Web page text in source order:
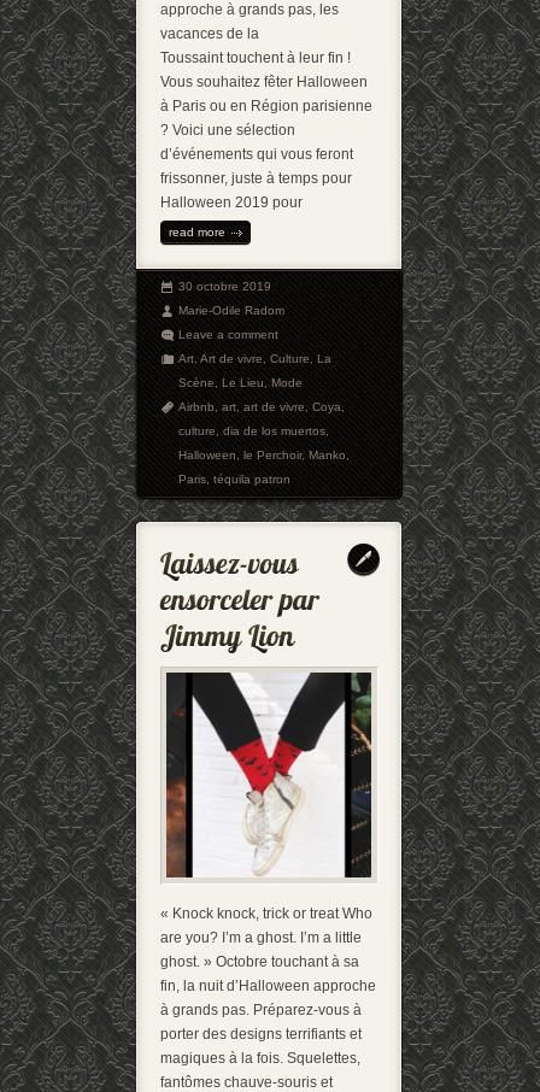
approche à grands pas, les
vacances de la
Toussaint touchent à leur fin !
Vous souhaitez fêter Halloween
à Paris ou en Région parisienne
? Voici une sélection
d’événements qui vous feront
frissonner, juste à temps pour
Halloween 2019 pour
read more
30 octobre 2019
Marie-Odile Radom
Leave a comment
Art,Art de vivre,Culture,La
Scène,Le Lieu,Mode
Airbnb,art,art de vivre,Coya,
culture,dia de los muertos,
Halloween,le Perchoir,Manko,
Paris,téquila patron
« Knock knock, trick or treat Who
are you? I’m a ghost. I’m a little
ghost. » Octobre touchant à sa
fin, la nuit d’Halloween approche
à grands pas. Préparez-vous à
porter des designs terrifiants et
magiques à la fois. Squelettes,
fantômes chauve-souris et